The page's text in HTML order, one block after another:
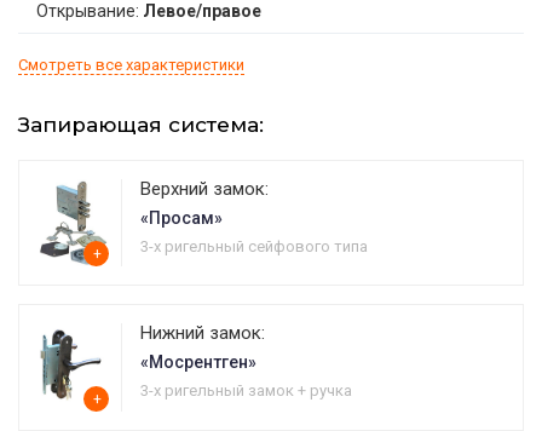
Открывание: Левое/правое
Смотреть все характеристики
Запирающая система:
+
Верхний замок:
«Просам»
3-х ригельный сейфового типа
+
Нижний замок:
«Мосрентген»
3-х ригельный замок + ручка